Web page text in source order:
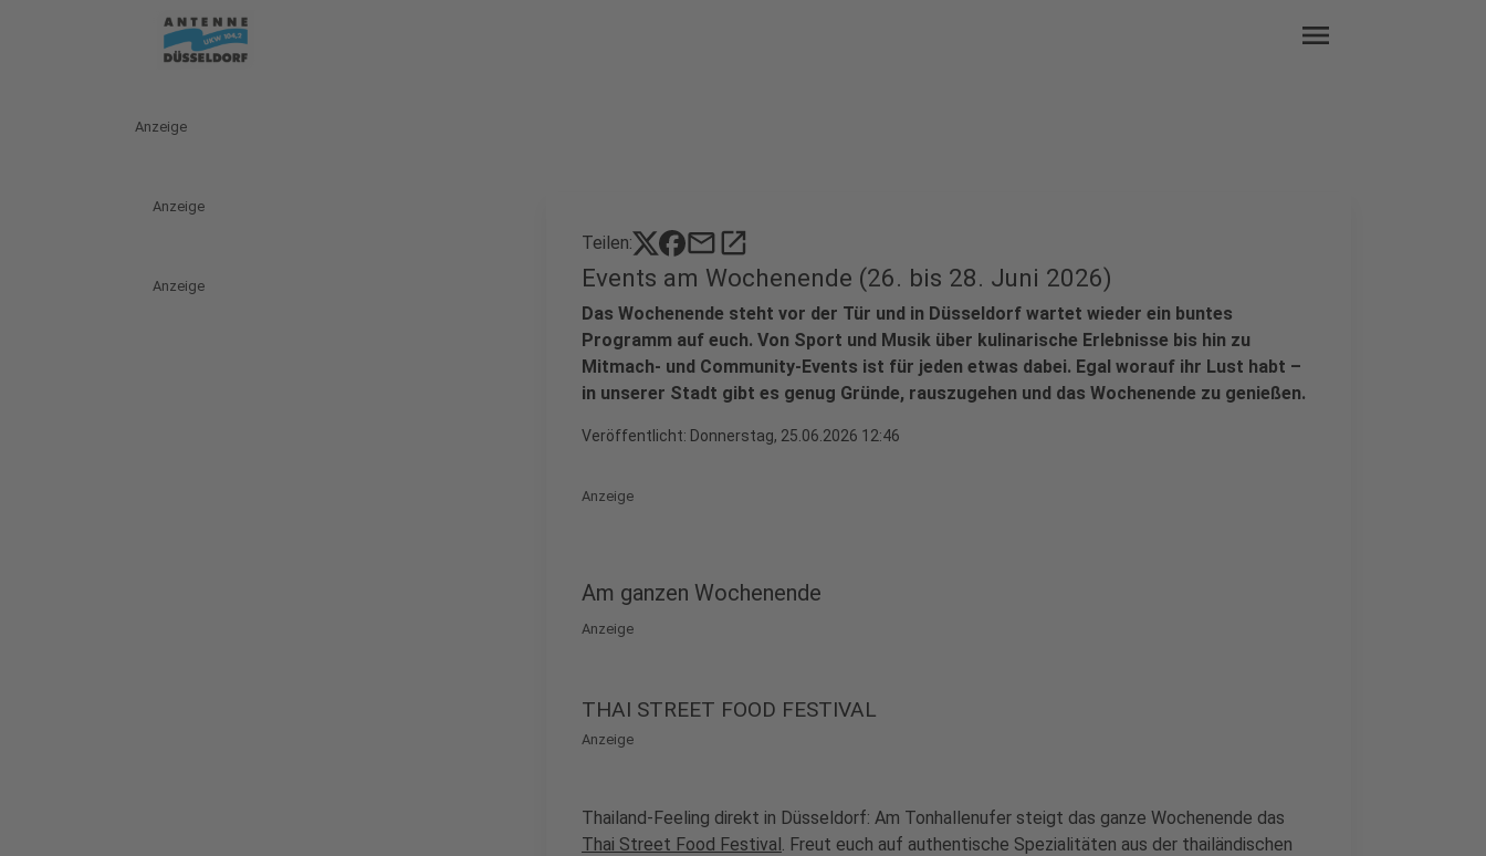
menu
Anzeige
Anzeige
Anzeige
Teilen: mailopen_in_new
Events am Wochenende (26. bis 28. Juni 2026)
Das Wochenende steht vor der Tür und in Düsseldorf wartet wieder ein buntes
Programm auf euch. Von Sport und Musik über kulinarische Erlebnisse bis hin zu
Mitmach- und Community-Events ist für jeden etwas dabei. Egal worauf ihr Lust habt –
in unserer Stadt gibt es genug Gründe, rauszugehen und das Wochenende zu genießen.
Veröffentlicht: Donnerstag, 25.06.2026 12:46
Anzeige
Am ganzen Wochenende
Anzeige
THAI STREET FOOD FESTIVAL
Anzeige
Thailand-Feeling direkt in Düsseldorf: Am Tonhallenufer steigt das ganze Wochenende das
Thai Street Food Festival. Freut euch auf authentische Spezialitäten aus der thailändischen